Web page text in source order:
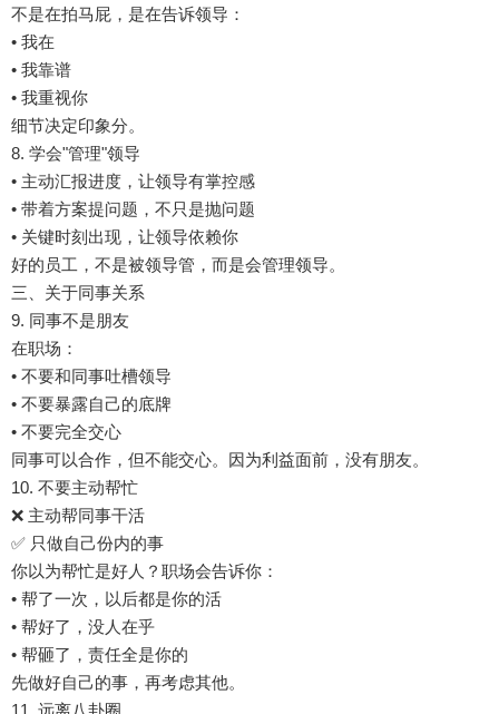
不是在拍马屁，是在告诉领导：
• 我在
• 我靠谱
• 我重视你
细节决定印象分。
8. 学会"管理"领导
• 主动汇报进度，让领导有掌控感
• 带着方案提问题，不只是抛问题
• 关键时刻出现，让领导依赖你
好的员工，不是被领导管，而是会管理领导。
三、关于同事关系
9. 同事不是朋友
在职场：
• 不要和同事吐槽领导
• 不要暴露自己的底牌
• 不要完全交心
同事可以合作，但不能交心。因为利益面前，没有朋友。
10. 不要主动帮忙
❌ 主动帮同事干活
✅ 只做自己份内的事
你以为帮忙是好人？职场会告诉你：
• 帮了一次，以后都是你的活
• 帮好了，没人在乎
• 帮砸了，责任全是你的
先做好自己的事，再考虑其他。
11. 远离八卦圈